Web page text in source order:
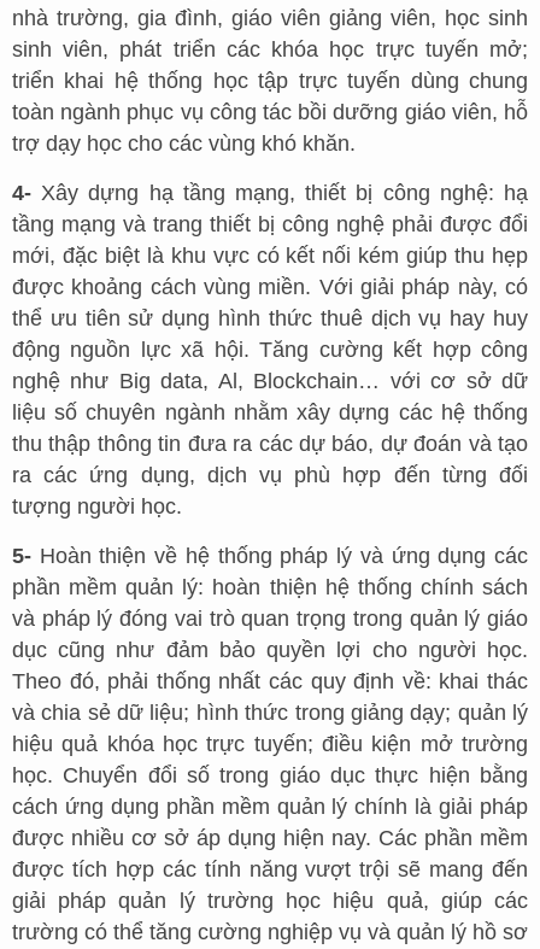
nhà trường, gia đình, giáo viên giảng viên, học sinh
sinh viên, phát triển các khóa học trực tuyến mở;
triển khai hệ thống học tập trực tuyến dùng chung
toàn ngành phục vụ công tác bồi dưỡng giáo viên, hỗ
trợ dạy học cho các vùng khó khăn.
4- Xây dựng hạ tầng mạng, thiết bị công nghệ: hạ
tầng mạng và trang thiết bị công nghệ phải được đổi
mới, đặc biệt là khu vực có kết nối kém giúp thu hẹp
được khoảng cách vùng miền. Với giải pháp này, có
thể ưu tiên sử dụng hình thức thuê dịch vụ hay huy
động nguồn lực xã hội. Tăng cường kết hợp công
nghệ như Big data, Al, Blockchain… với cơ sở dữ
liệu số chuyên ngành nhằm xây dựng các hệ thống
thu thập thông tin đưa ra các dự báo, dự đoán và tạo
ra các ứng dụng, dịch vụ phù hợp đến từng đối
tượng người học.
5- Hoàn thiện về hệ thống pháp lý và ứng dụng các
phần mềm quản lý: hoàn thiện hệ thống chính sách
và pháp lý đóng vai trò quan trọng trong quản lý giáo
dục cũng như đảm bảo quyền lợi cho người học.
Theo đó, phải thống nhất các quy định về: khai thác
và chia sẻ dữ liệu; hình thức trong giảng dạy; quản lý
hiệu quả khóa học trực tuyến; điều kiện mở trường
học. Chuyển đổi số trong giáo dục thực hiện bằng
cách ứng dụng phần mềm quản lý chính là giải pháp
được nhiều cơ sở áp dụng hiện nay. Các phần mềm
được tích hợp các tính năng vượt trội sẽ mang đến
giải pháp quản lý trường học hiệu quả, giúp các
trường có thể tăng cường nghiệp vụ và quản lý hồ sơ